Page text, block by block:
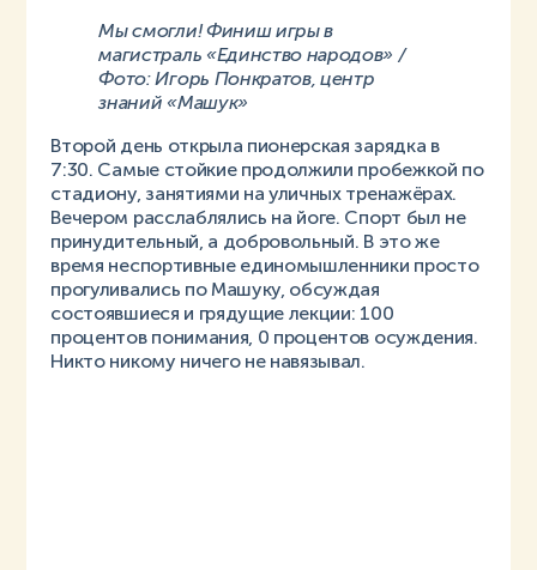
Мы смогли! Финиш игры в
магистраль «Единство народов» /
Фото: Игорь Понкратов, центр
знаний «Машук»
Второй день открыла пионерская зарядка в
7:30. Самые стойкие продолжили пробежкой по
стадиону, занятиями на уличных тренажёрах.
Вечером расслаблялись на йоге. Спорт был не
принудительный, а добровольный. В это же
время неспортивные единомышленники просто
прогуливались по Машуку, обсуждая
состоявшиеся и грядущие лекции: 100
процентов понимания, 0 процентов осуждения.
Никто никому ничего не навязывал.